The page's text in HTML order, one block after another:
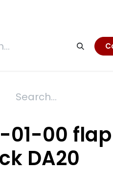
01-00 flap
DA20